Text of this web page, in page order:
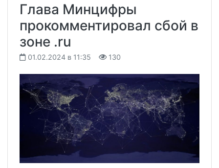
Глава Минцифры
прокомментировал сбой в
зоне .ru
01.02.2024 в 11:35 130